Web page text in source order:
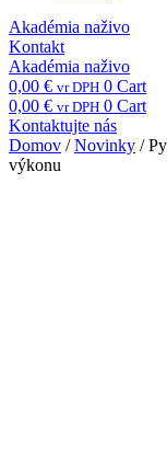
Akadémia naživo
Kontakt
Akadémia naživo
0,00 € vr DPH 0 Cart
0,00 € vr DPH 0 Cart
Kontaktujte nás
Domov /Novinky /
výkonu